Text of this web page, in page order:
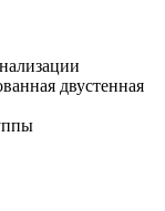
двустенная